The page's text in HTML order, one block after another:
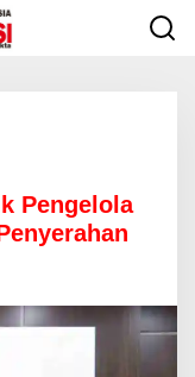
Pengelola